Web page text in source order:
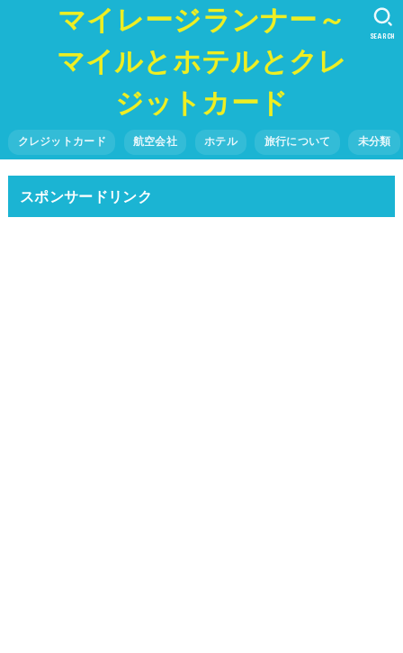
マイレージランナー～
マイルとホテルとクレ
ジットカード
クレジットカード 航空会社 ホテル 旅行について 未分類
SEARCH
スポンサードリンク